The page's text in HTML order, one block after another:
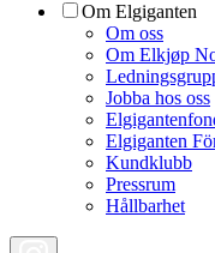
Om Elgiganten
Om oss
Om Elkjøp
Jobba hos oss
Elgiganten
Kundklubb
Pressrum
Hållbarhet